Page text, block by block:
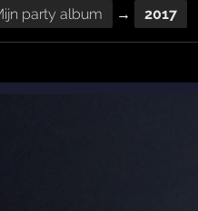
party album → 2017